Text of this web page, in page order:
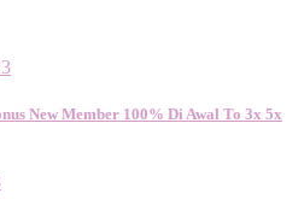
New Member 100% Di Awal To 3x 5x